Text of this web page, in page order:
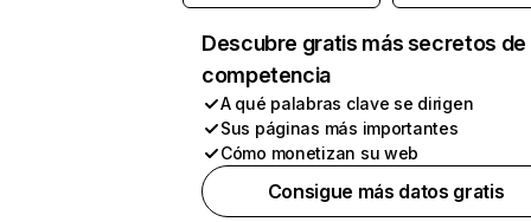
Descubre gratis más secretos de
competencia
A qué palabras clave se dirigen
Sus páginas más importantes
Cómo monetizan su web
Consigue más datos gratis